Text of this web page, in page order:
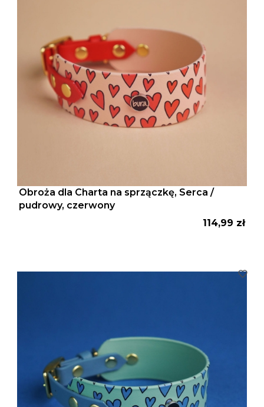
Obroża dla Charta na sprzączkę, Serca /
pudrowy, czerwony
Cena
114,99 zł